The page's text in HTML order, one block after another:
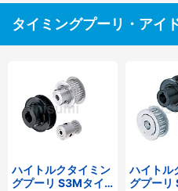
タイミングプーリ・アイ
ハイトルクタイミン
グプーリ S3Mタイ
ハイトル
グプーリ